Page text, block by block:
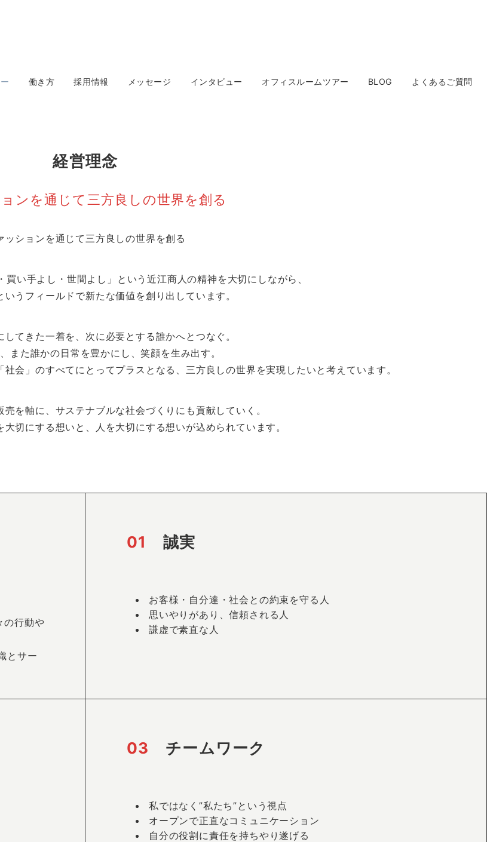
働き方 採用情報 メッセージ インタビュー オフィスルームツアー BLOG よくあるご質問
経営理念
ンを通じて三方良しの世界を創る
ッションを通じて三方良しの世界を創る
い手よし・世間よし」という近江商人の精神を大切にしながら、
いうフィールドで新たな価値を創り出しています。
してきた一着を、次に必要とする誰かへとつなぐ。
また誰かの日常を豊かにし、笑顔を生み出す。
会」のすべてにとってプラスとなる、三方良しの世界を実現したいと考えています。
を軸に、サステナブルな社会づくりにも貢献していく。
切にする想いと、人を大切にする想いが込められています。
の行動や
とサー
01 誠実
お客様・自分達・社会との約束を守る人
思いやりがあり、信頼される人
謙虚で素直な人
03 チームワーク
私ではなく”私たち”という視点
オープンで正直なコミュニケーション
自分の役割に責任を持ちやり遂げる